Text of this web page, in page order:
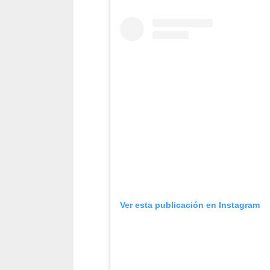
Ver esta publicación en Instagram